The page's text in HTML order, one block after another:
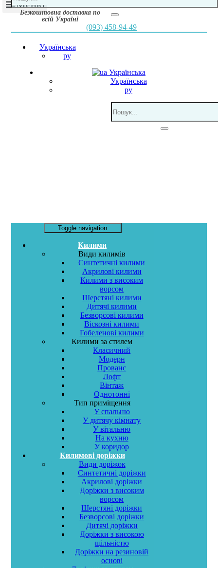
Меню
Безкоштовна доставка по
всій Україні
(093) 458-94-49
Українська
ру
Українська
Українська
ру
Toggle navigation
Килими
Види килимів
Синтетичні килими
Акрилові килими
Килими з високим
ворсом
Шерстяні килими
Дитячі килими
Безворсові килими
Віскозні килими
Гобеленові килими
Килими за стилем
Класичний
Модерн
Прованс
Лофт
Вінтаж
Однотонні
Тип приміщення
У спальню
У дитячу кімнату
У вітальню
На кухню
У коридор
Килимові доріжки
Види доріжок
Синтетичні доріжки
Акрилові доріжки
Доріжки з високим
ворсом
Шерстяні доріжки
Безворсові доріжки
Дитячі доріжки
Доріжки з високою
щільністю
Доріжки на резиновій
основі